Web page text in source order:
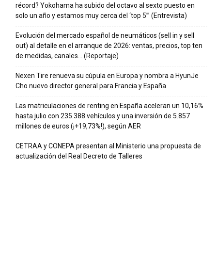
récord? Yokohama ha subido del octavo al sexto puesto en
solo un año y estamos muy cerca del ‘top 5’” (Entrevista)
Evolución del mercado español de neumáticos (sell in y sell
out) al detalle en el arranque de 2026: ventas, precios, top ten
de medidas, canales… (Reportaje)
Nexen Tire renueva su cúpula en Europa y nombra a HyunJe
Cho nuevo director general para Francia y España
Las matriculaciones de renting en España aceleran un 10,16%
hasta julio con 235.388 vehículos y una inversión de 5.857
millones de euros (¡+19,73%!), según AER
CETRAA y CONEPA presentan al Ministerio una propuesta de
actualización del Real Decreto de Talleres